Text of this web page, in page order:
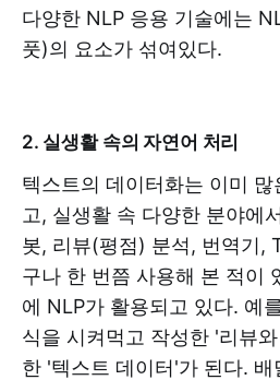
다양한 NLP 응용 기술에는
풋)의 요소가 섞여있다.
2. 실생활 속의 자연어 처리
텍스트의 데이터화는 이미
고, 실생활 속 다양한 분야에
봇, 리뷰(평점) 분석, 번역기,
구나 한 번쯤 사용해 본 적이
에 NLP가 활용되고 있다. 예
식을 시켜먹고 작성한 '리뷰
한 '텍스트 데이터'가 된다.